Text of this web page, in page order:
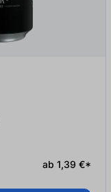
ab 1,39 €*